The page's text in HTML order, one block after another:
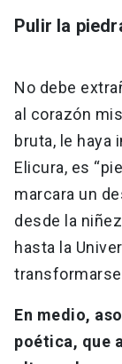
Pulir la
No debe
al corazón
bruta, le haya
Elicura, es
marcara un
desde la
hasta la
En medio,
poética, que